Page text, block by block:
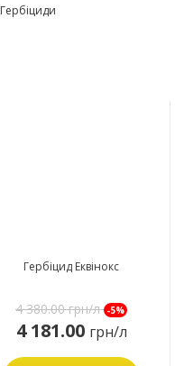
Гербіциди
Гербіцид Еквінокс
4 380.00грн/л -5%
4 181.00 грн/л